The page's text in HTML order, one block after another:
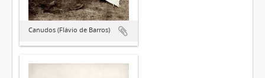
Canudos (Flávio de Barros)